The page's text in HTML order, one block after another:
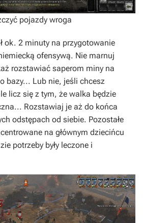
pojazdy wroga
ok. 2 minuty na przygotowanie
ofensywą. Nie marnuj
rozstawiać saperom miny na
bazy... Lub nie, jeśli chcesz
licz się z tym, że walka będzie
Rozstawiaj je aż do końca
odstępach od siebie. Pozostałe
na głównym dziecińcu
potrzeby były leczone i